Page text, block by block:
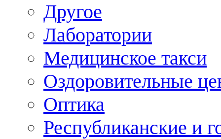
Другое
Лаборатории
Медицинское такси
Оздоровительные
Оптика
Республиканские и